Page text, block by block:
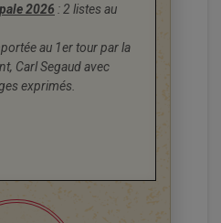
2026 : 2 listes au
au 1er tour par la
Carl Segaud avec
exprimés.